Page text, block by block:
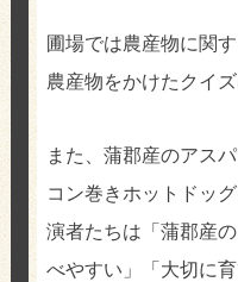
圃場では農産物に関
農産物をかけたクイ
また、蒲郡産のアス
コン巻きホットドッ
演者たちは「蒲郡産
べやすい」「大切に